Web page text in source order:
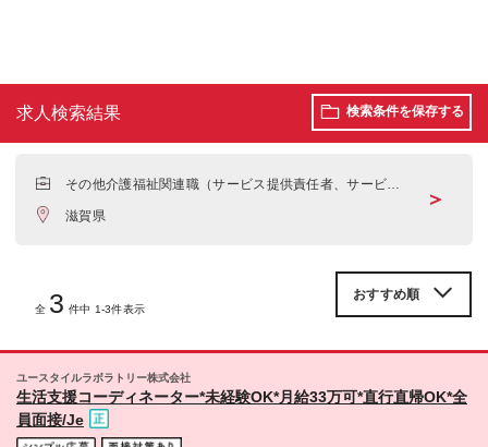
求人検索結果 検索条件を保存する
その他介護福祉関連職（サービス提供責任者、サービス
滋賀県
＞
全 3 件中 1-3件表示
ユースタイルラボラトリー株式会社
生活支援コーディネーター*未経験OK*月給33万可*直行直帰OK*全
員面接/Je